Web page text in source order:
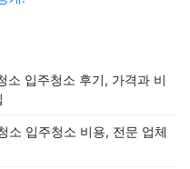
소 입주청소 후기, 가격과 비
소 입주청소 비용, 전문 업체